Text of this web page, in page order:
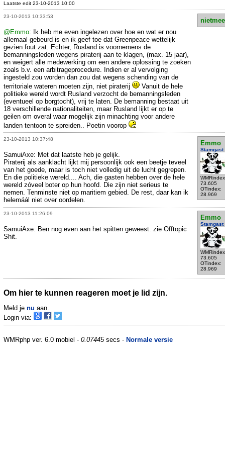
Laatste edit 23-10-2013 10:00
23-10-2013 10:33:53
@Emmo: Ik heb me even ingelezen over hoe en wat er nou
allemaal gebeurd is en ik geef toe dat Greenpeace wettelijk
gezien fout zat. Echter, Rusland is voornemens de
bemanningsleden wegens piraterij aan te klagen, (max. 15 jaar),
en weigert alle medewerking om een andere oplossing te zoeken
zoals b.v. een arbitrageprocedure. Indien er al vervolging
ingesteld zou worden dan zou dat wegens schending van de
territoriale wateren moeten zijn, niet piraterij
Vanuit de hele
politieke wereld wordt Rusland verzocht de bemanningsleden
(eventueel op borgtocht), vrij te laten. De bemanning bestaat uit
18 verschillende nationaliteiten, maar Rusland lijkt er op te
geilen om overal waar mogelijk zijn minachting voor andere
landen tentoon te spreiden.. Poetin voorop
23-10-2013 10:37:48
Emmo
Stamgast
73.605
OTindex:
28.969
SamuiAxe: Met dat laatste heb je gelijk.
Piraterij als aanklacht lijkt mij persoonlijk ook een beetje teveel
van het goede, maar is toch niet volledig uit de lucht gegrepen.
En die politieke wereld.... Ach, die gasten hebben over de hele
wereld zóveel boter op hun hoofd. Die zijn niet serieus te
nemen. Tenminste niet op maritiem gebied. De rest, daar kan ik
helemáál niet over oordelen.
23-10-2013 11:26:09
Emmo
Stamgast
73.605
OTindex:
28.969
SamuiAxe: Ben nog even aan het spitten geweest. zie Offtopic
Shit.
Om hier te kunnen reageren moet je lid zijn.
Meld je nu aan.
Login via:
WMRphp ver. 6.0 mobiel - 0.07445secs - Normale versie